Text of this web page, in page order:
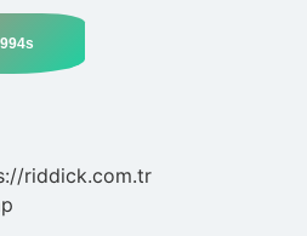
riddick.com.tr